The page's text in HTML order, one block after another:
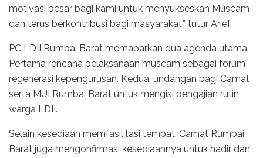
motivasi besar bagi kami untuk menyukseskan Muscam
dan terus berkontribusi bagi masyarakat,” tutur Arief.
PC LDII Rumbai Barat memaparkan dua agenda utama.
Pertama rencana pelaksanaan muscam sebagai forum
regenerasi kepengurusan. Kedua, undangan bagi Camat
serta MUI Rumbai Barat untuk mengisi pengajian rutin
warga LDII.
Selain kesediaan memfasilitasi tempat, Camat Rumbai
Barat juga mengonfirmasi kesediaannya untuk hadir dan